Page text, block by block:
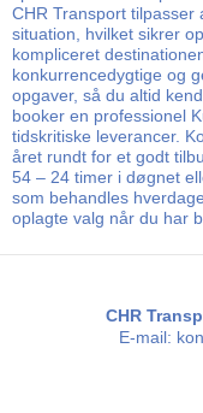
CHR Transport tilpasser
situation, hvilket sikrer
kompliceret
konkurrencedygtige og
opgaver, så du altid
booker en professionel
tidskritiske leverancer.
året rundt for et godt
54 – 24 timer i døgnet
som behandles
oplagte valg når du har
CHR
E-mail: